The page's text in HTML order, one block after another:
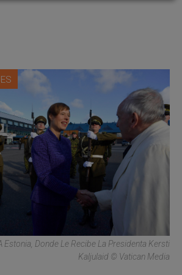
Estonia, Donde Le Recibe La Presidenta Kersti
Kaljulaid © Vatican Media